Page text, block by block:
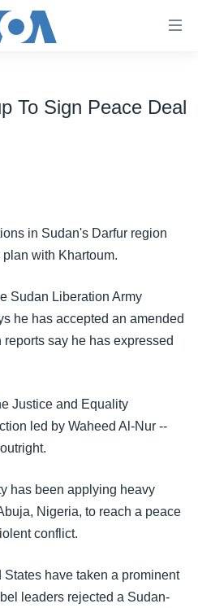
များ
To Sign Peace Deal
in Sudan's Darfur region
with Khartoum.
Sudan Liberation Army
he has accepted an amended
say he has expressed
Justice and Equality
led by Waheed Al-Nur --
has been applying heavy
Nigeria, to reach a peace
conflict.
have taken a prominent
leaders rejected a Sudan-